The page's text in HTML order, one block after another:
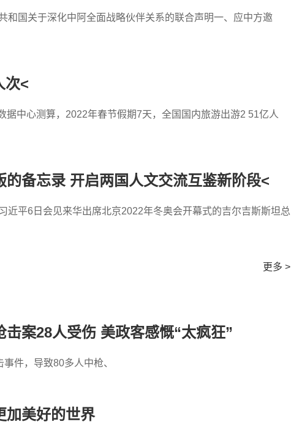
和国关于深化中阿全面战略伙伴关系的联合声明一、应中方邀
次<
据中心测算，2022年春节假期7天，全国国内旅游出游2 51亿人
备忘录 开启两国人文交流互鉴新阶段<
近平6日会见来华出席北京2022年冬奥会开幕式的吉尔吉斯斯坦总
更多 >
案28人受伤 美政客感慨“太疯狂”
件，导致80多人中枪、
加美好的世界